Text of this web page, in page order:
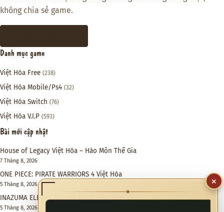
không chia sẻ game.
Danh mục game
Việt Hóa Free (238)
Việt Hóa Mobile/Ps4 (32)
Việt Hóa Switch (76)
Việt Hóa V.I.P (593)
Bài mới cập nhật
House of Legacy Việt Hóa – Hào Môn Thế Gia
7 Tháng 8, 2026
ONE PIECE: PIRATE WARRIORS 4 Việt Hóa
5 Tháng 8, 2026
INAZUMA ELEVEN: Victory Road Việt Hóa
5 Tháng 8, 2026
×
◆